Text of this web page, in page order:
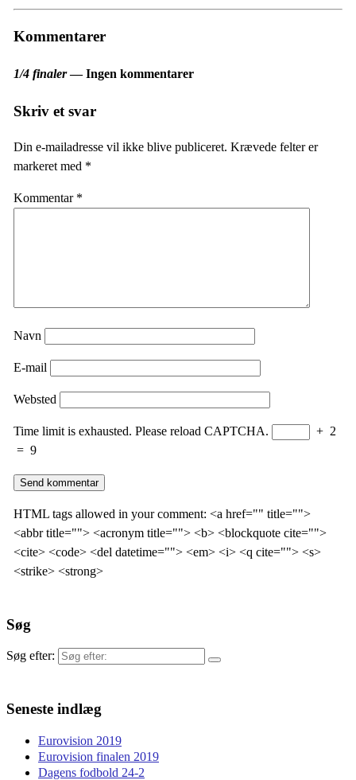
Kommentarer
1/4 finaler— Ingen kommentarer
Skriv et svar
Din e-mailadresse vil ikke blive publiceret. Krævede felter er
markeret med *
Kommentar *
Navn
E-mail
Websted
Time limit is exhausted. Please reload CAPTCHA. + 2
= 9
HTML tags allowed in your comment: <a href="" title="">
<abbr title=""> <acronym title=""> <b> <blockquote cite="">
<cite> <code> <del datetime=""> <em> <i> <q cite=""> <s>
<strike> <strong>
Søg
Søg efter:
Seneste indlæg
Eurovision 2019
Eurovision finalen 2019
Dagens fodbold 24-2